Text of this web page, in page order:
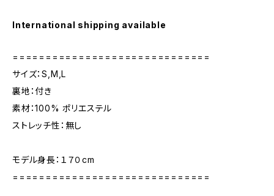
International shipping available
==============================
サイズ：S,M,L
裏地：付き
素材：100% ポリエステル
ストレッチ性：無し
モデル身長：１７０cm
==============================